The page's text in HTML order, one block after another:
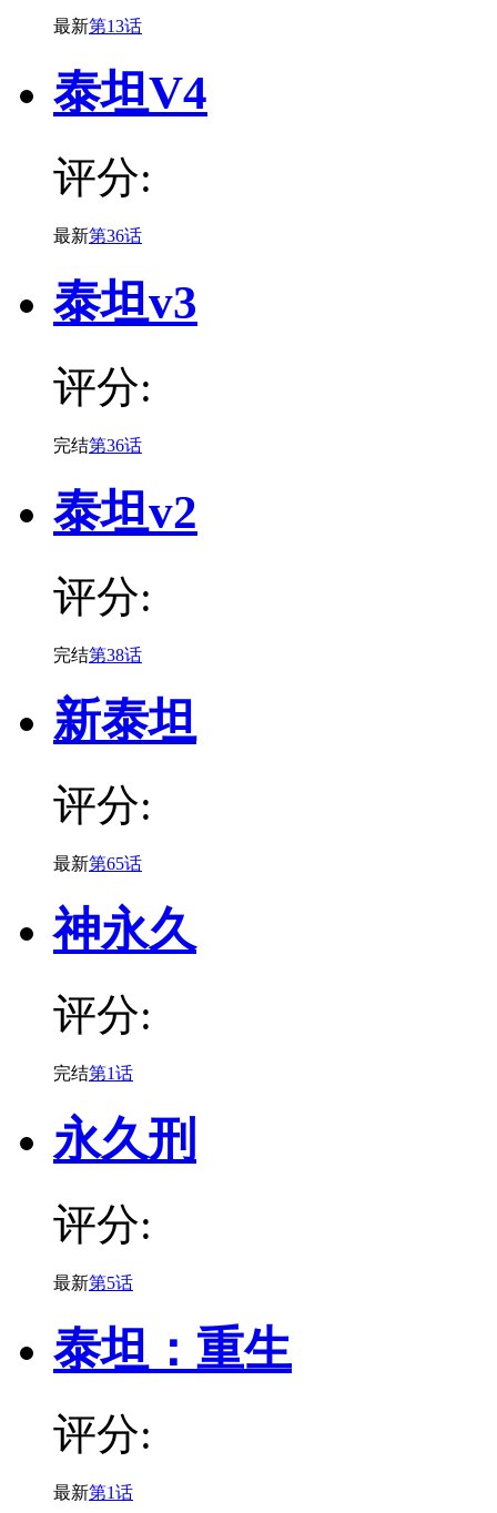
最新第13话
泰坦V4
评分:
最新第36话
泰坦v3
评分:
完结第36话
泰坦v2
评分:
完结第38话
新泰坦
评分:
最新第65话
神永久
评分:
完结第1话
永久刑
评分:
最新第5话
泰坦：重生
评分:
最新第1话